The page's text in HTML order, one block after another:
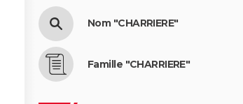
Nom "CHARRIERE"
Famille "CHARRIERE"